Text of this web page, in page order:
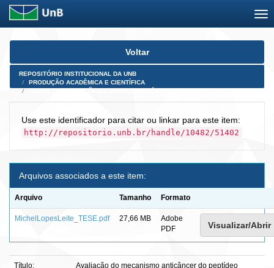
Skip
Voltar
REPOSITÓRIO INSTITUCIONAL DA UNB
PRODUÇÃO ACADÊMICA E CIENTÍFICA
Use este identificador para citar ou linkar para este item:
http://repositorio.unb.br/handle/10482/51402
Arquivos associados a este item:
Arquivo Tamanho Formato
MichelLopesLeite_TESE.pdf 27,66 MB
Adobe
PDF
Visualizar/Abrir
Título:
Avaliação do mecanismo anticâncer do peptídeo